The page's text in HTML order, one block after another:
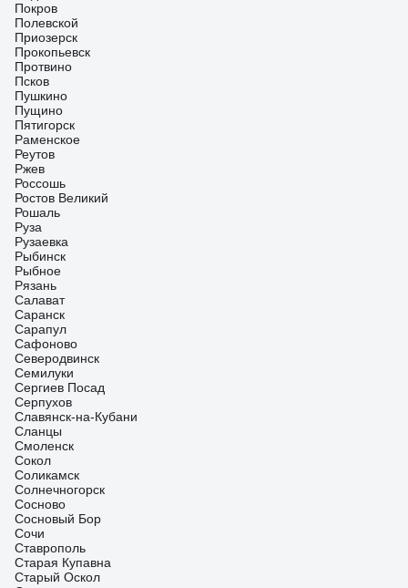
Покров
Полевской
Приозерск
Прокопьевск
Протвино
Псков
Пушкино
Пущино
Пятигорск
Раменское
Реутов
Ржев
Россошь
Ростов Великий
Рошаль
Руза
Рузаевка
Рыбинск
Рыбное
Рязань
Салават
Саранск
Сарапул
Сафоново
Северодвинск
Семилуки
Сергиев Посад
Серпухов
Славянск-на-Кубани
Сланцы
Смоленск
Сокол
Соликамск
Солнечногорск
Сосново
Сосновый Бор
Сочи
Ставрополь
Старая Купавна
Старый Оскол